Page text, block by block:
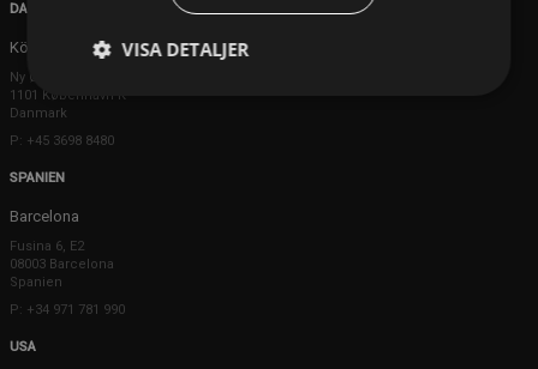
DANMARK
Köpenhamn
Ny Østergade 20
1101 København K
Danmark
P: +45 3698 8480
SPANIEN
Barcelona
Fusina 6, E2
08003 Barcelona
Spanien
P: +34 971 781 990
USA
VISA DETALJER